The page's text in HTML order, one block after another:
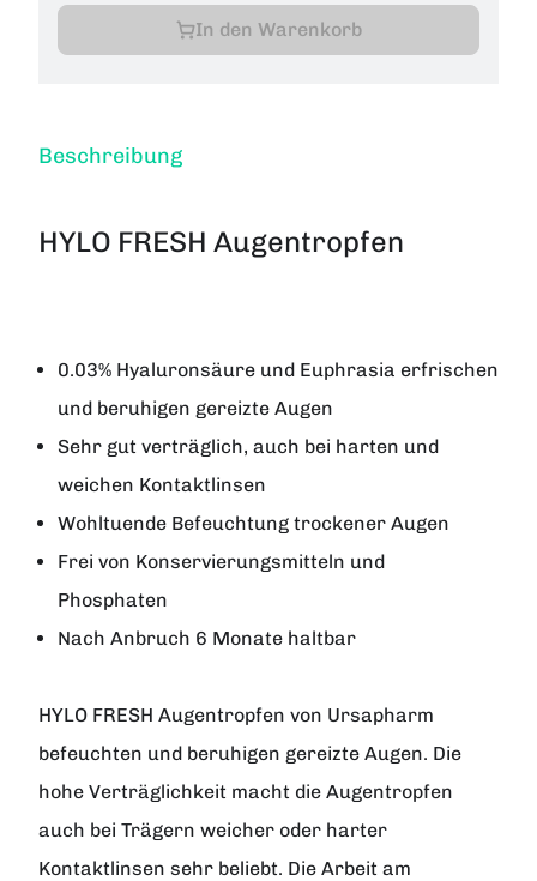
In den Warenkorb
Beschreibung
HYLO FRESH Augentropfen
0.03% Hyaluronsäure und Euphrasia erfrischen
und beruhigen gereizte Augen
Sehr gut verträglich, auch bei harten und
weichen Kontaktlinsen
Wohltuende Befeuchtung trockener Augen
Frei von Konservierungsmitteln und
Phosphaten
Nach Anbruch 6 Monate haltbar
HYLO FRESH Augentropfen von Ursapharm
befeuchten und beruhigen gereizte Augen. Die
hohe Verträglichkeit macht die Augentropfen
auch bei Trägern weicher oder harter
Kontaktlinsen sehr beliebt. Die Arbeit am